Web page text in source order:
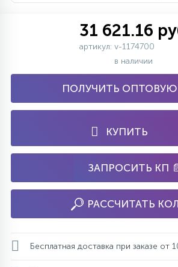
31 621.16
артикул: v-1174700
в наличии
ПОЛУЧИТЬ ОПТОВУЮ
КУПИТЬ
ЗАПРОСИТЬ КП
РАССЧИТАТЬ
Бесплатная доставка при заказе от